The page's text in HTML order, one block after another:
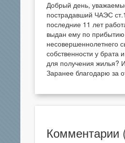
Добрый день,
пострадавший ЧАЭС
последние 11 лет
выдан ему по прибытию
несовершеннолетнего
собственности у брата
для получения жилья?
Заранее благодарю за
Комментарии